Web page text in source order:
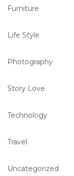
Furniture
Life Style
Photography
Story Love
Technology
Travel
Uncategorized